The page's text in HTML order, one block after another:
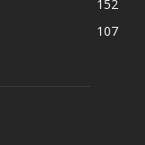
152
107